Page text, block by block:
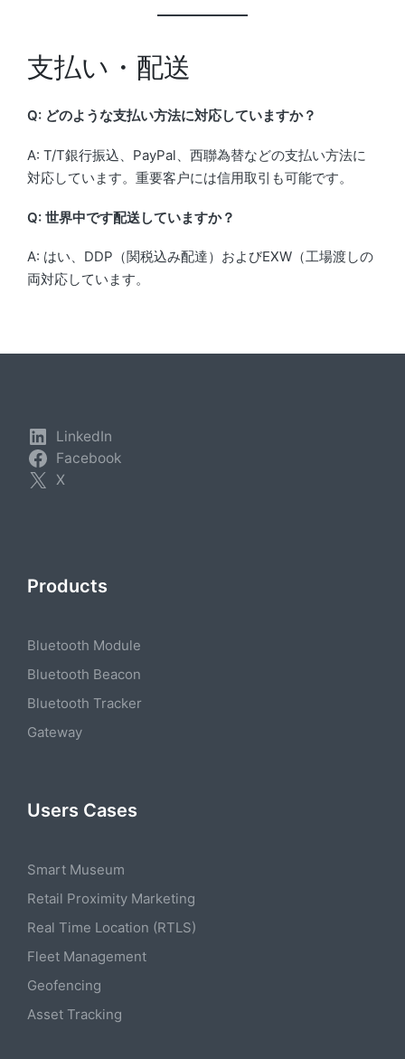
支払い・配送
Q: どのような支払い方法に対応していますか？
A: T/T銀行振込、PayPal、西聯為替などの支払い方法に
対応しています。重要客户には信用取引も可能です。
Q: 世界中です配送していますか？
A: はい、DDP（関税込み配達）およびEXW（工場渡しの
両対応しています。
LinkedIn
Facebook
X
Products
Bluetooth Module
Bluetooth Beacon
Bluetooth Tracker
Gateway
Users Cases
Smart Museum
Retail Proximity Marketing
Real Time Location (RTLS)
Fleet Management
Geofencing
Asset Tracking